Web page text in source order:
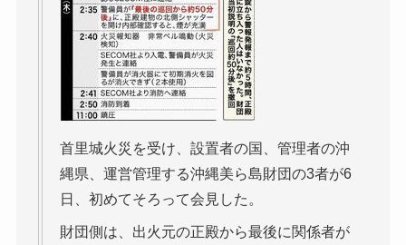
首里城火災を受け、設置者の国、管理者の沖
縄県、運営管理する沖縄美ら島財団の3者が6
日、初めてそろって会見した。
財団側は、出火元の正殿から最後に関係者が